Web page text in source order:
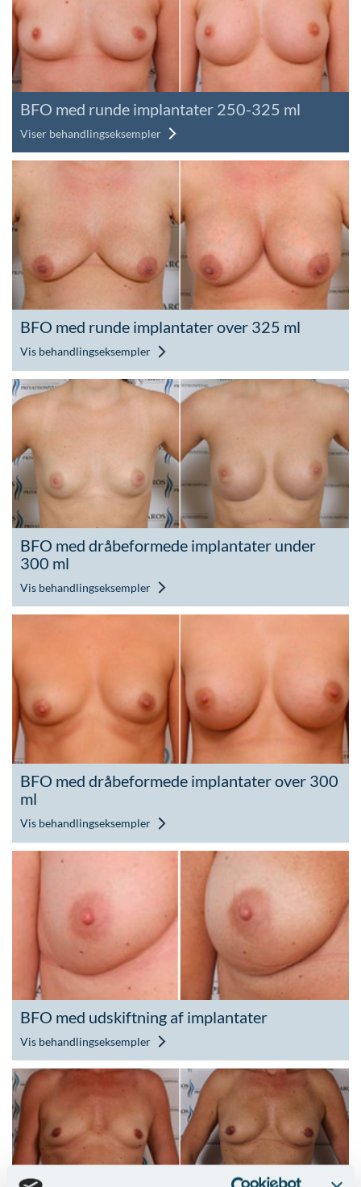
BFO med runde implantater 250-325 ml
Viser behandlingseksempler
BFO med runde implantater over 325 ml
Vis behandlingseksempler
BFO med dråbeformede implantater under
300 ml
Vis behandlingseksempler
BFO med dråbeformede implantater over 300
ml
Vis behandlingseksempler
BFO med udskiftning af implantater
Vis behandlingseksempler